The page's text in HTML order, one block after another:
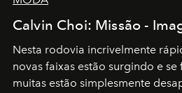
Calvin Choi: Missão -
Nesta rodovia incrivelmente
novas faixas estão surgindo e
muitas estão simplesmente